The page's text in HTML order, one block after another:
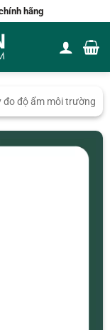
hãng
đo độ ẩm môi trường